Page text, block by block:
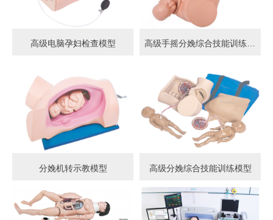
高级电脑孕妇检查模型 高级手摇分娩综合技能训练模型
分娩机转示教模型 高级分娩综合技能训练模型